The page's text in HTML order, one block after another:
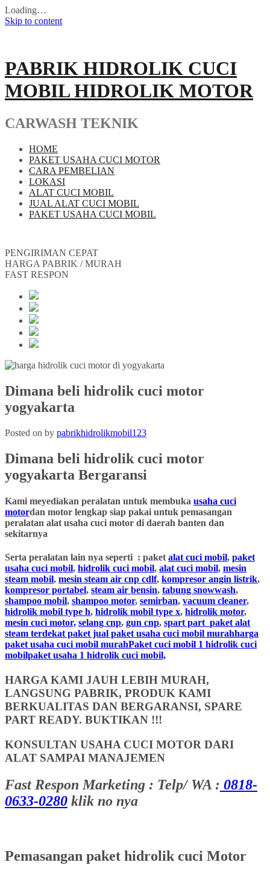
Loading…
Skip to content
PABRIK HIDROLIK CUCI
MOBIL HIDROLIK MOTOR
CARWASH TEKNIK
HOME
PAKET USAHA CUCI MOTOR
CARA PEMBELIAN
LOKASI
ALAT CUCI MOBIL
JUAL ALAT CUCI MOBIL
PAKET USAHA CUCI MOBIL
PENGIRIMAN CEPAT
HARGA PABRIK / MURAH
FAST RESPON
Dimana beli hidrolik cuci motor
yogyakarta
Posted on by pabrikhidrolikmobil123
Dimana beli hidrolik cuci motor
yogyakarta Bergaransi
Kami meyediakan peralatan untuk membuka usaha cuci
motordan motor lengkap siap pakai untuk pemasangan
peralatan alat usaha cuci motor di daerah banten dan
sekitarnya
Serta peralatan lain nya seperti : paket alat cuci mobil, paket
usaha cuci mobil, hidrolik cuci mobil, alat cuci mobil, mesin
steam mobil, mesin steam air cnp cdlf, kompresor angin listrik,
kompresor portabel, steam air bensin, tabung snowwash,
shampoo mobil, shampoo motor, semirban, vacuum cleaner,
hidrolik mobil type h, hidrolik mobil type x, hidrolik motor,
mesin cuci motor, selang cnp, gun cnp, spart part paket alat
steam terdekat paket jual paket usaha cuci mobil murahharga
paket usaha cuci mobil murahPaket cuci mobil 1 hidrolik cuci
mobilpaket usaha 1 hidrolik cuci mobil,
HARGA KAMI JAUH LEBIH MURAH,
LANGSUNG PABRIK, PRODUK KAMI
BERKUALITAS DAN BERGARANSI, SPARE
PART READY. BUKTIKAN !!!
KONSULTAN USAHA CUCI MOTOR DARI
ALAT SAMPAI MANAJEMEN
Fast Respon Marketing : Telp/ WA : 0818-
0633-0280 klik no nya
Pemasangan paket hidrolik cuci Motor